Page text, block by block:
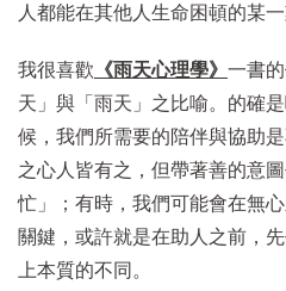
人都能在其他人生命困頓的某
我很喜歡 《雨天心理學》 一書
天」與「雨天」之比喻。的確
候，我們所需要的陪伴與協助
之心人皆有之，但帶著善的意
忙」；有時，我們可能會在無
關鍵，或許就是在助人之前，
上本質的不同。